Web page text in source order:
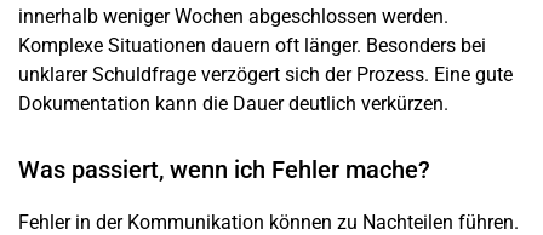
innerhalb weniger Wochen abgeschlossen werden.
Komplexe Situationen dauern oft länger. Besonders bei
unklarer Schuldfrage verzögert sich der Prozess. Eine gute
Dokumentation kann die Dauer deutlich verkürzen.
Was passiert, wenn ich Fehler mache?
Fehler in der Kommunikation können zu Nachteilen führen.